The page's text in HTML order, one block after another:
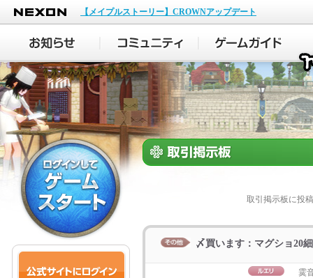
NEXON
【メイプルストーリー】CROWNアップデート
取引掲示板に投
〆買います：マグショ20
霙